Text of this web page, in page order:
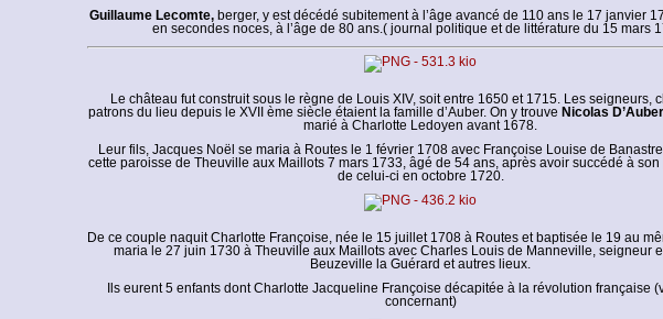
Guillaume Lecomte,berger, y est décédé subitement à l’âge avancé de 110 ans le 17 janvier
en secondes noces, à l’âge de 80 ans.( journal politique et de littérature du 15 mars
Le château fut construit sous le règne de Louis XIV, soit entre 1650 et 1715. Les seigneurs,
patrons du lieu depuis le XVII ème siècle étaient la famille d’Auber. On y trouve Nicolas D’Auber
marié à Charlotte Ledoyen avant 1678.
Leur fils, Jacques Noël se maria à Routes le 1 février 1708 avec Françoise Louise de
cette paroisse de Theuville aux Maillots 7 mars 1733, âgé de 54 ans, après avoir succédé à
de celui-ci en octobre 1720.
De ce couple naquit Charlotte Françoise, née le 15 juillet 1708 à Routes et baptisée le 19 au
maria le 27 juin 1730 à Theuville aux Maillots avec Charles Louis de Manneville, seigneur
Beuzeville la Guérard et autres lieux.
Ils eurent 5 enfants dont Charlotte Jacqueline Françoise décapitée à la révolution française
concernant)